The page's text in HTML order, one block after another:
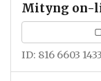
Mityng on-
ID: 816 6603